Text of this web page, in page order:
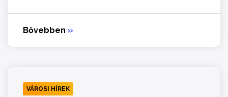
Bővebben »
VÁROSI HÍREK